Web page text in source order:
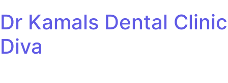
Dr Kamals Dental Clinic
Diva